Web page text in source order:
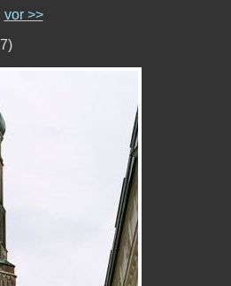
vor >>